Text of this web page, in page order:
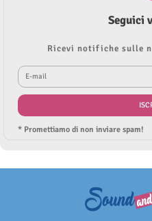
Seguici
Ricevi notifiche sulle
* Promettiamo di non inviare spam!